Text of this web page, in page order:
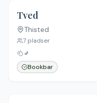
Tved
Thisted
7 pladser
🚽
Bookbar